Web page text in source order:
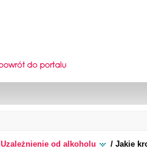
Uzależnienie od alkoholu / Jakie